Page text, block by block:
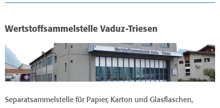
Wertstoffsammelstelle Vaduz-Triesen
Separatsammelstelle für Papier, Karton und Glasflaschen,